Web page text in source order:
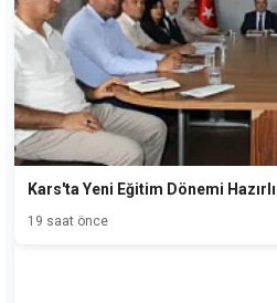
Kars'ta Yeni Eğitim Dönemi
19 saat önce